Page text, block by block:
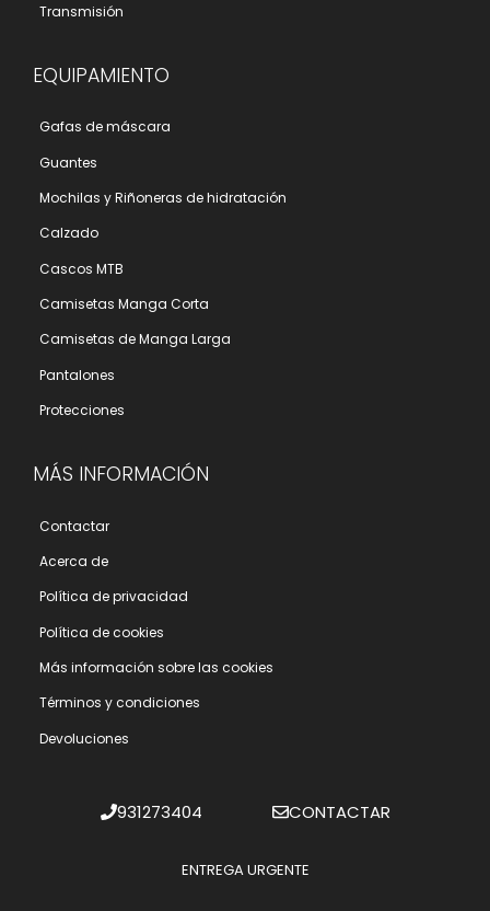
Transmisión
EQUIPAMIENTO
Gafas de máscara
Guantes
Mochilas y Riñoneras de hidratación
Calzado
Cascos MTB
Camisetas Manga Corta
Camisetas de Manga Larga
Pantalones
Protecciones
MÁS INFORMACIÓN
Contactar
Acerca de
Polí­tica de privacidad
Polí­tica de cookies
Más información sobre las cookies
Términos y condiciones
Devoluciones
931273404 CONTACTAR
ENTREGA URGENTE